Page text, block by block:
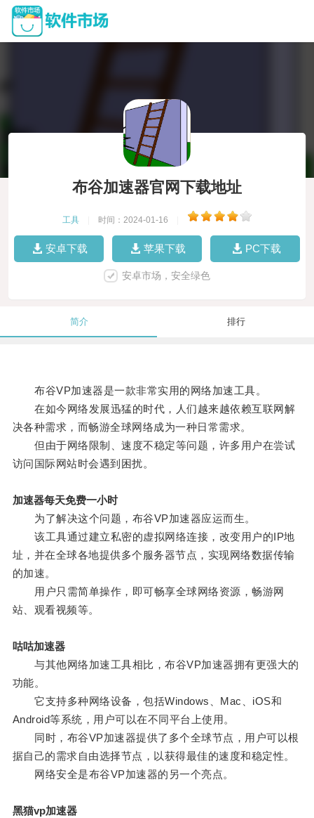
布谷加速器官网下载地址
工具 时间：2024-01-16
安卓下载 苹果下载 PC下载
安卓市场，安全绿色
简介 排行
布谷VP加速器是一款非常实用的网络加速工具。
在如今网络发展迅猛的时代，人们越来越依赖互联网解
决各种需求，而畅游全球网络成为一种日常需求。
但由于网络限制、速度不稳定等问题，许多用户在尝试
访问国际网站时会遇到困扰。
加速器每天免费一小时
为了解决这个问题，布谷VP加速器应运而生。
该工具通过建立私密的虚拟网络连接，改变用户的IP地
址，并在全球各地提供多个服务器节点，实现网络数据传输
的加速。
用户只需简单操作，即可畅享全球网络资源，畅游网
站、观看视频等。
咕咕加速器
与其他网络加速工具相比，布谷VP加速器拥有更强大的
功能。
它支持多种网络设备，包括Windows、Mac、iOS和
Android等系统，用户可以在不同平台上使用。
同时，布谷VP加速器提供了多个全球节点，用户可以根
据自己的需求自由选择节点，以获得最佳的速度和稳定性。
网络安全是布谷VP加速器的另一个亮点。
黑猫vp加速器